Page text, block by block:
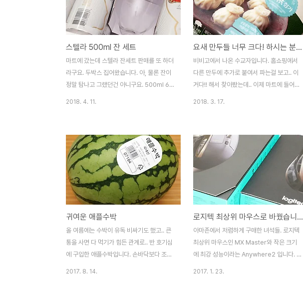
스텔라 500ml 잔 세트
마트에 갔는데 스텔라 잔세트 판매를 또 하더
라구요. 두박스 집어왔습니다. 아, 물론 잔이
정말 탐나고 그랬던건 아니구요. 500ml 6캔
차이가 확 나죠? 얼떨결에 생긴 500잔이 더
마음에 든다며 햄이가 더 좋아하는건 비밀.. -
ㅂ-;
2018. 4. 11.
요새 만두들 너무 크다! 하시는 분들, 비비고 수교자 강추! (+야끼교자)
비비고에서 나온 수교자입니다. 홈쇼핑에서
다른 만두에 추가로 붙여서 파는걸 보고.. 이
거다!! 해서 찾아봤는데.. 이제 마트에 들어왔
만두는 한입에 먹어야!!! 일단 군만두 스타일
로.. 튀겨먹기로 했습니다. 동글동글해서 그
냥 살살 굴려주면 OK! 뚝딱 완성. 작아서 금
방 익으니 더 좋네요. 맛은? 아주 좋습니다!
바삭게 튀긴 만두피에 알찬 속까지. 정말 맛
있게 잘 먹었네요. 큰 만두가 싫다 하시는 분
들.. 강추합니다. __)b 그리고 덤으로 요런 녀
석도 사봤습니다. 일본 야끼교자라네요. 6개
가 들어 있어요. 전자렌지에 데워먹는 방..
2018. 3. 17.
귀여운 애플수박
올 여름에는 수박이 유독 비싸기도 했고.. 큰
통을 사면 다 먹기가 힘든 관계로.. 반 호기심
에 구입한 애플수박입니다. 손바닥보다 조금
2017. 8. 14.
로지텍 최상위 마우스로 바꿨습니다. MX MASTER
아마존에서 저렴하게 구매한 녀석들. 로지텍
최상위 마우스인 MX Master와 작은 크기
에 최강 성능이라는 Anywhere2 입니다. 마
2017. 1. 23.